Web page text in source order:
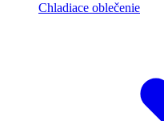
Chladiace oblečenie